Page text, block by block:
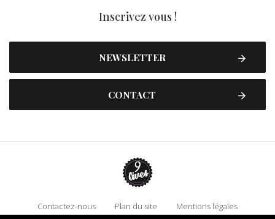
Inscrivez vous !
NEWSLETTER
CONTACT
Contactez-nous Plan du site Mentions légales